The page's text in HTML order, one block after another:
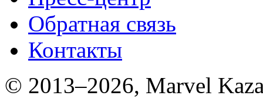
Обратная связь
Контакты
© 2013–2026, Marvel